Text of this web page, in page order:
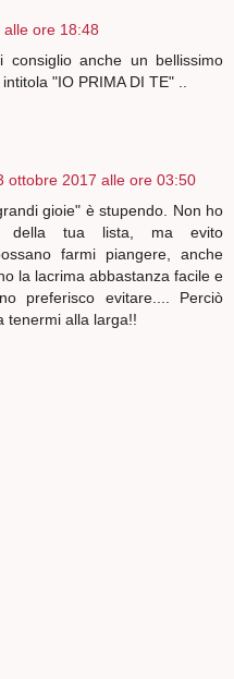
ore 18:48
anche un bellissimo
"IO PRIMA DI TE" ..
ottobre 2017 alle ore 03:50
gioie" è stupendo. Non ho
della tua lista, ma evito
farmi piangere, anche
la lacrima abbastanza facile e
preferisco evitare.... Perciò
tenermi alla larga!!